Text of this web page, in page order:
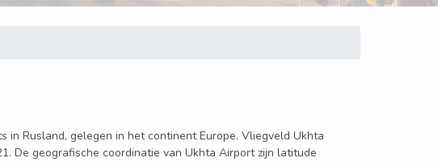
Rusland, gelegen in het continent Europe. Vliegveld Ukhta
De geografische coordinatie van Ukhta Airport zijn latitude